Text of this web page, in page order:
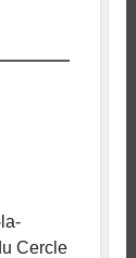
Cercle